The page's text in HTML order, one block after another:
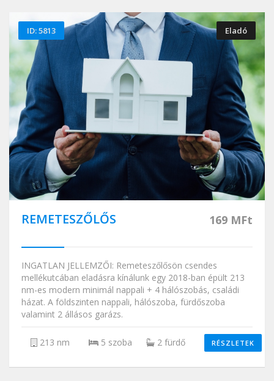
ID: 5813 Eladó
REMETESZŐLŐS 169 MFt
INGATLAN JELLEMZŐI: Remeteszőlősön csendes
mellékutcában eladásra kínálunk egy 2018-ban épült 213
nm-es modern minimál nappali + 4 hálószobás, családi
házat. A földszinten nappali, hálószoba, fürdőszoba
valamint 2 állásos garázs.
213 nm 5 szoba 2 fürdő RÉSZLETEK